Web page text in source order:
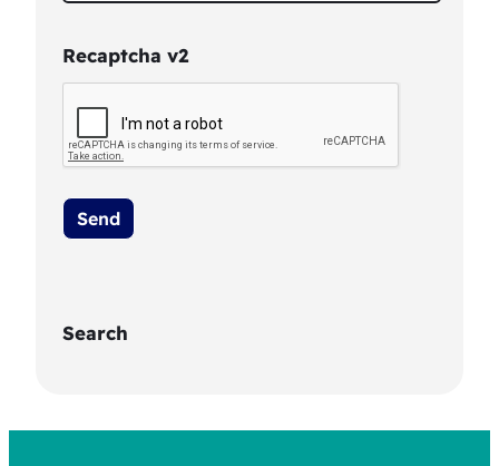
Recaptcha v2
Search
e